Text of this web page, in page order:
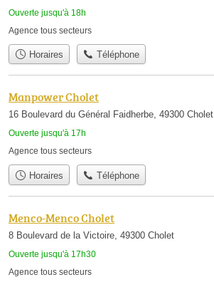
Ouverte jusqu'à 18h
Agence tous secteurs
Horaires Téléphone
Manpower Cholet
16 Boulevard du Général Faidherbe, 49300 Cholet
Ouverte jusqu'à 17h
Agence tous secteurs
Horaires Téléphone
Menco-Menco Cholet
8 Boulevard de la Victoire, 49300 Cholet
Ouverte jusqu'à 17h30
Agence tous secteurs